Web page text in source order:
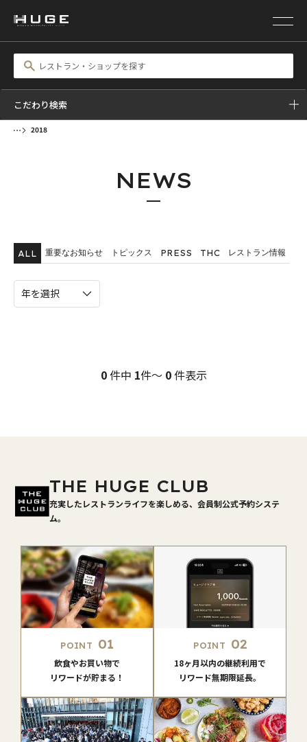
こだわり検索
2018
NEWS
ALL 重要なお知らせ トピックス PRESS THC レストラン情報
0件中 1件～ 0件表示
THE HUGE CLUB
充実したレストランライフを楽しめる、会員制公式予約システ
ム。
POINT 01
飲食やお買い物で
リワードが貯まる！
POINT 02
18ヶ月以内の継続利用で
リワード無期限延長。